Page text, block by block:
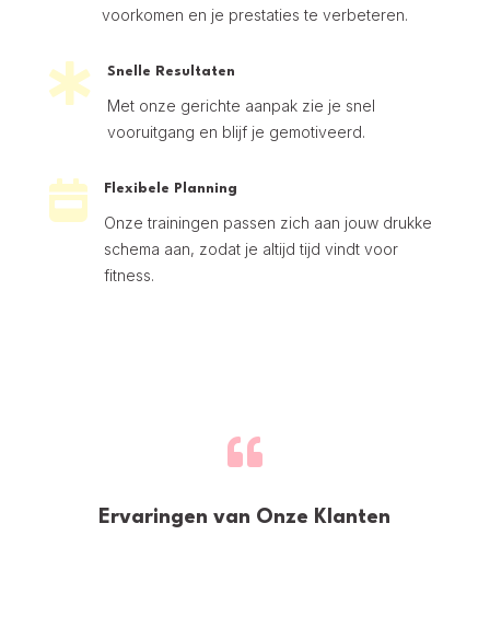
voorkomen en je prestaties te verbeteren.
 Snelle Resultaten
Met onze gerichte aanpak zie je snel
vooruitgang en blijf je gemotiveerd.
 Flexibele Planning
Onze trainingen passen zich aan jouw drukke
schema aan, zodat je altijd tijd vindt voor
fitness.

Ervaringen van Onze Klanten